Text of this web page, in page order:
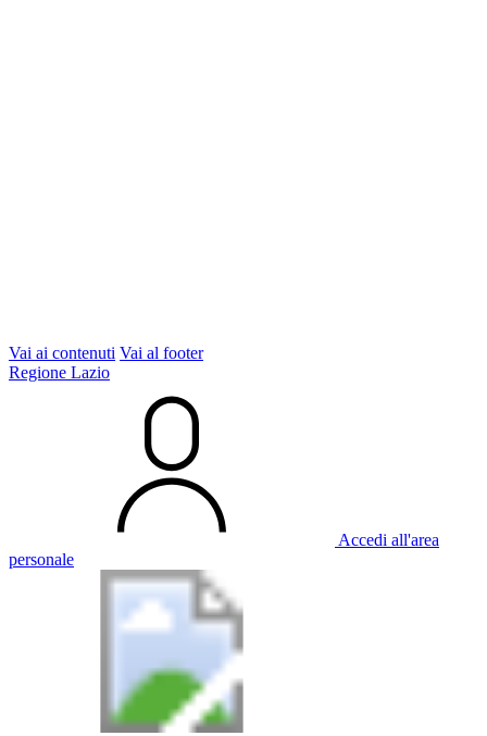
Vai ai contenuti Vai al footer
Regione Lazio
Accedi all'area
personale